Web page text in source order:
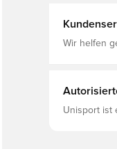
Wir helfen
Unisport ist